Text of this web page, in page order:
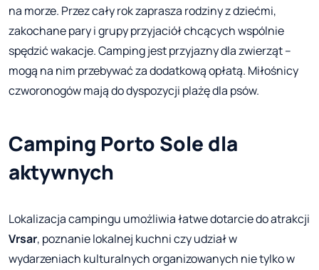
na morze. Przez cały rok zaprasza rodziny z dziećmi,
zakochane pary i grupy przyjaciół chcących wspólnie
spędzić wakacje. Camping jest przyjazny dla zwierząt –
mogą na nim przebywać za dodatkową opłatą. Miłośnicy
czworonogów mają do dyspozycji plażę dla psów.
Camping Porto Sole dla
aktywnych
Lokalizacja campingu umożliwia łatwe dotarcie do atrakcji
Vrsar, poznanie lokalnej kuchni czy udział w
wydarzeniach kulturalnych organizowanych nie tylko w